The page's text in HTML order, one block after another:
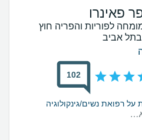
פאינרו
לפוריות והפריה חוץ
102
פרופסור פאינרו לפני הכל הוא בן אדם סבלני, נעים, קשוב. מעבר לזה היה לנו תהליך קצר כי אחרי הסבב הראשון נקלטנו והכל התנהל בצורה מאוד מקצועית. תוכדי הוא תמיד היה זמין לשאלות, חששות מהצד שלנו וזה לא מובן מאליו. תודה רבה על הכל